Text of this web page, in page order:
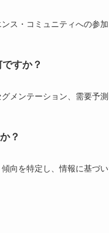
ス・コミュニティへの参
すか？
メンテーション、需要予
？
向を特定し、情報に基づ